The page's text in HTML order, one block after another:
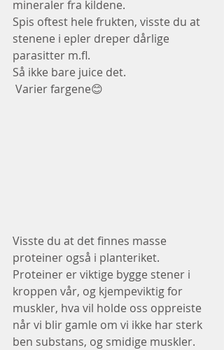
mineraler fra kildene.
Spis oftest hele frukten, visste du at
stenene i epler dreper dårlige
parasitter m.fl.
Så ikke bare juice det.
Varier fargene😊
Visste du at det finnes masse
proteiner også i planteriket.
Proteiner er viktige bygge stener i
kroppen vår, og kjempeviktig for
muskler, hva vil holde oss oppreiste
når vi blir gamle om vi ikke har sterk
ben substans, og smidige muskler.